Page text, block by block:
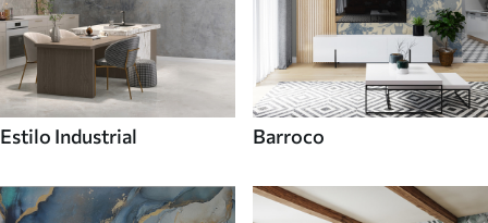
Estilo Industrial Barroco